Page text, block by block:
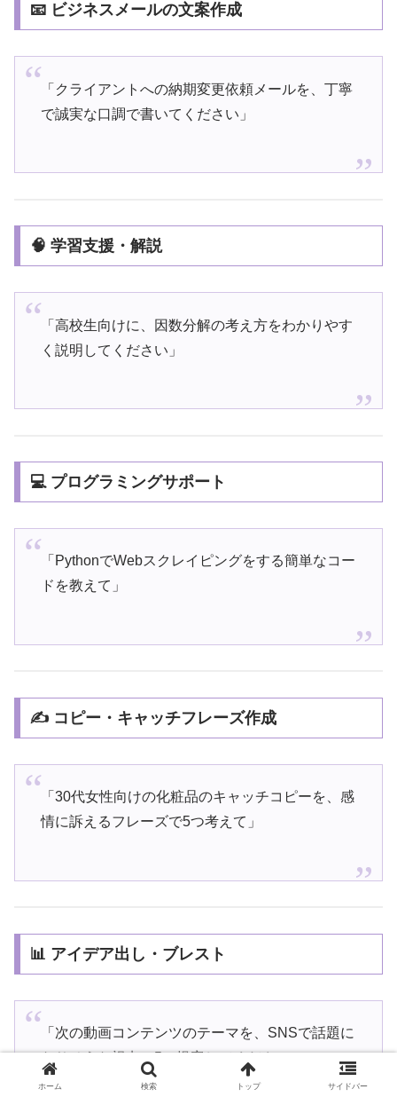
📧 ビジネスメールの文案作成
「クライアントへの納期変更依頼メールを、丁寧
で誠実な口調で書いてください」
🧠 学習支援・解説
「高校生向けに、因数分解の考え方をわかりやす
く説明してください」
💻 プログラミングサポート
「PythonでWebスクレイピングをする簡単なコー
ドを教えて」
✍️ コピー・キャッチフレーズ作成
「30代女性向けの化粧品のキャッチコピーを、感
情に訴えるフレーズで5つ考えて」
📊 アイデア出し・ブレスト
「次の動画コンテンツのテーマを、SNSで話題に
なりそうな視点で5つ提案してください」
ホーム 検索 トップ サイドバー